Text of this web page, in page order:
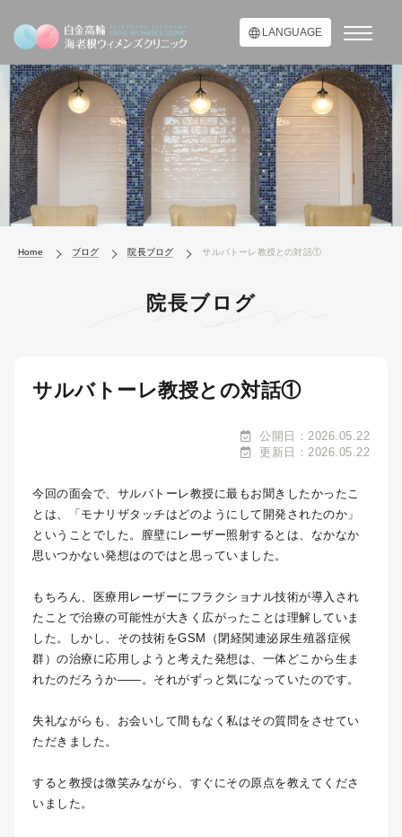
LANGUAGE
Home ブログ 院長ブログ サルバトーレ教授との対話①
院長ブログ
サルバトーレ教授との対話①
公開日：2026.05.22
更新日：2026.05.22
今回の面会で、サルバトーレ教授に最もお聞きしたかったこ
とは、「モナリザタッチはどのようにして開発されたのか」
ということでした。膣壁にレーザー照射するとは、なかなか
思いつかない発想はのではと思っていました。
もちろん、医療用レーザーにフラクショナル技術が導入され
たことで治療の可能性が大きく広がったことは理解していま
した。しかし、その技術をGSM（閉経関連泌尿生殖器症候
群）の治療に応用しようと考えた発想は、一体どこから生ま
れたのだろうか――。それがずっと気になっていたのです。
失礼ながらも、お会いして間もなく私はその質問をさせてい
ただきました。
すると教授は微笑みながら、すぐにその原点を教えてくださ
いました。